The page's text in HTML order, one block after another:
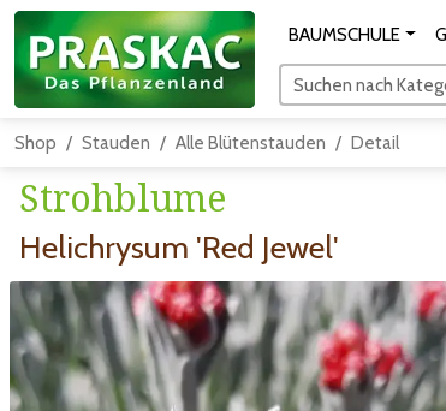
BAUMSCHULE
Suchen nach
Shop Stauden Alle Blütenstauden Detail
Strohblume
Helichrysum 'Red Jewel'